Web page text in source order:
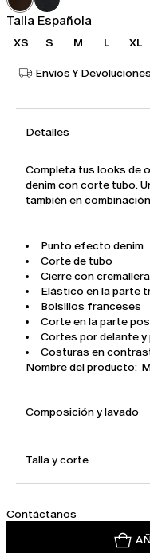
€
Talla Española
XS S M L XL
Envíos Y
Detalles
Completa tus looks de
denim con corte tubo.
también en
Punto efecto denim
Corte de tubo
Cierre con
Elástico en la parte
Bolsillos franceses
Corte en la parte
Cortes por delante y
Costuras en
Nombre del producto:
Composición y lavado
Talla y corte
Contáctanos